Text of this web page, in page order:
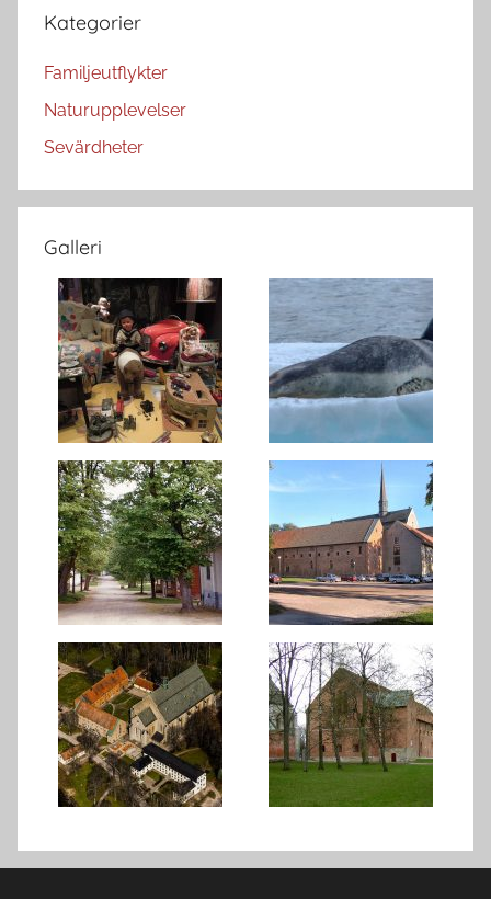
Kategorier
Familjeutflykter
Naturupplevelser
Sevärdheter
Galleri